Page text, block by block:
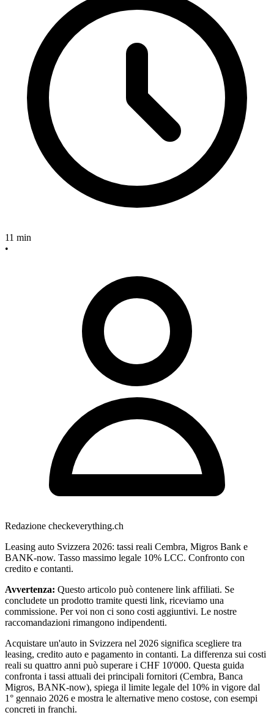
11 min
•
Redazione checkeverything.ch
Leasing auto Svizzera 2026: tassi reali Cembra, Migros Bank e
BANK-now. Tasso massimo legale 10% LCC. Confronto con
credito e contanti.
Avvertenza: Questo articolo può contenere link affiliati. Se
concludete un prodotto tramite questi link, riceviamo una
commissione. Per voi non ci sono costi aggiuntivi. Le nostre
raccomandazioni rimangono indipendenti.
Acquistare un'auto in Svizzera nel 2026 significa scegliere tra
leasing, credito auto e pagamento in contanti. La differenza sui costi
reali su quattro anni può superare i CHF 10'000. Questa guida
confronta i tassi attuali dei principali fornitori (Cembra, Banca
Migros, BANK-now), spiega il limite legale del 10% in vigore dal
1° gennaio 2026 e mostra le alternative meno costose, con esempi
concreti in franchi.